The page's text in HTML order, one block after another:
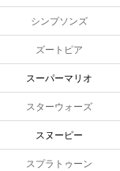
シンプソンズ
ズートピア
スーパーマリオ
スターウォーズ
スヌーピー
スプラトゥーン